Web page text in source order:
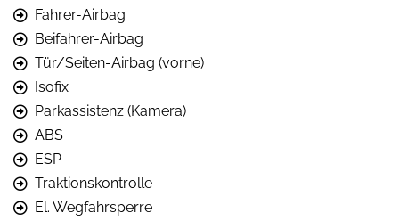
Fahrer-Airbag
Beifahrer-Airbag
Tür/Seiten-Airbag (vorne)
Isofix
Parkassistenz (Kamera)
ABS
ESP
Traktionskontrolle
El. Wegfahrsperre